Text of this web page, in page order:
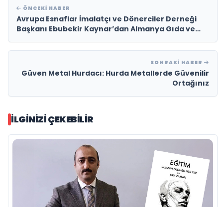
ÖNCEKI HABER
Avrupa Esnaflar İmalatçı ve Dönerciler Derneği
Başkanı Ebubekir Kaynar’dan Almanya Gıda ve
SONRAKI HABER
Güven Metal Hurdacı: Hurda Metallerde Güvenilir
Ortağınız
İLGINIZI ÇEKEBILIR